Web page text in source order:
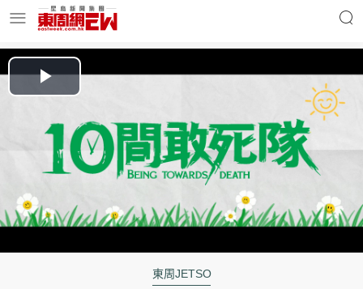
東周Ladies 優享生活
Play
Video
東周JETSO